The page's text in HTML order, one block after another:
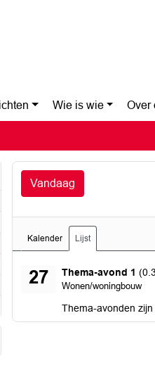
Wie is wie Over
Vandaag
Kalender Lijst
27 Thema-avond 1
Wonen/woningbouw
donderdag 27
Thema-avonden